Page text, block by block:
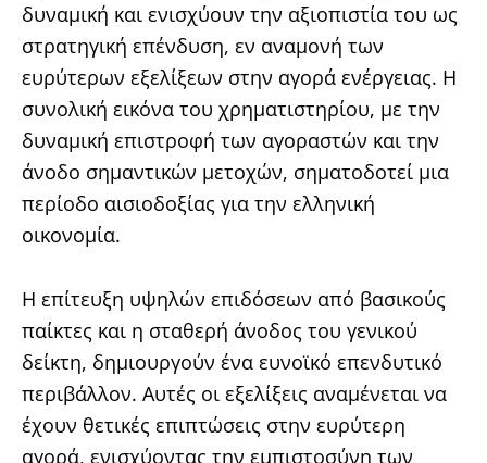
δυναμική και ενισχύουν την αξιοπιστία του ως
στρατηγική επένδυση, εν αναμονή των
ευρύτερων εξελίξεων στην αγορά ενέργειας. Η
συνολική εικόνα του χρηματιστηρίου, με την
δυναμική επιστροφή των αγοραστών και την
άνοδο σημαντικών μετοχών, σηματοδοτεί μια
περίοδο αισιοδοξίας για την ελληνική
οικονομία.
Η επίτευξη υψηλών επιδόσεων από βασικούς
παίκτες και η σταθερή άνοδος του γενικού
δείκτη, δημιουργούν ένα ευνοϊκό επενδυτικό
περιβάλλον. Αυτές οι εξελίξεις αναμένεται να
έχουν θετικές επιπτώσεις στην ευρύτερη
αγορά, ενισχύοντας την εμπιστοσύνη των